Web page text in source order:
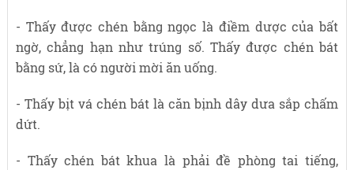
- Thấy được chén bằng ngọc là điềm dược của bất
ngờ, chẳng hạn như trúng số. Thấy được chén bát
bằng sứ, là có người mời ăn uống.
- Thấy bịt vá chén bát là căn bịnh dây dưa sắp chấm
dứt.
- Thấy chén bát khua là phải đề phòng tai tiếng,